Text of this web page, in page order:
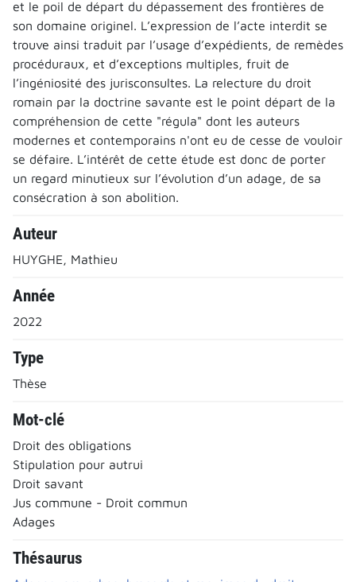
et le poil de départ du dépassement des frontières de
son domaine originel. L’expression de l’acte interdit se
trouve ainsi traduit par l’usage d’expédients, de remèdes
procéduraux, et d’exceptions multiples, fruit de
l’ingéniosité des jurisconsultes. La relecture du droit
romain par la doctrine savante est le point départ de la
compréhension de cette "régula" dont les auteurs
modernes et contemporains n'ont eu de cesse de vouloir
se défaire. L’intérêt de cette étude est donc de porter
un regard minutieux sur l’évolution d’un adage, de sa
consécration à son abolition.
Auteur
HUYGHE, Mathieu
Année
2022
Type
Thèse
Mot-clé
Droit des obligations
Stipulation pour autrui
Droit savant
Jus commune - Droit commun
Adages
Thésaurus